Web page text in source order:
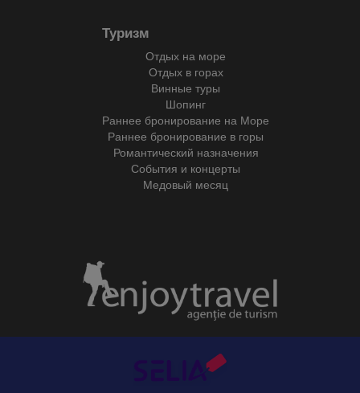
Туризм
Отдых на море
Отдых в горах
Винные туры
Шопинг
Раннее бронирование на Море
Раннее бронирование в горы
Романтический назначения
События и концерты
Медовый месяц